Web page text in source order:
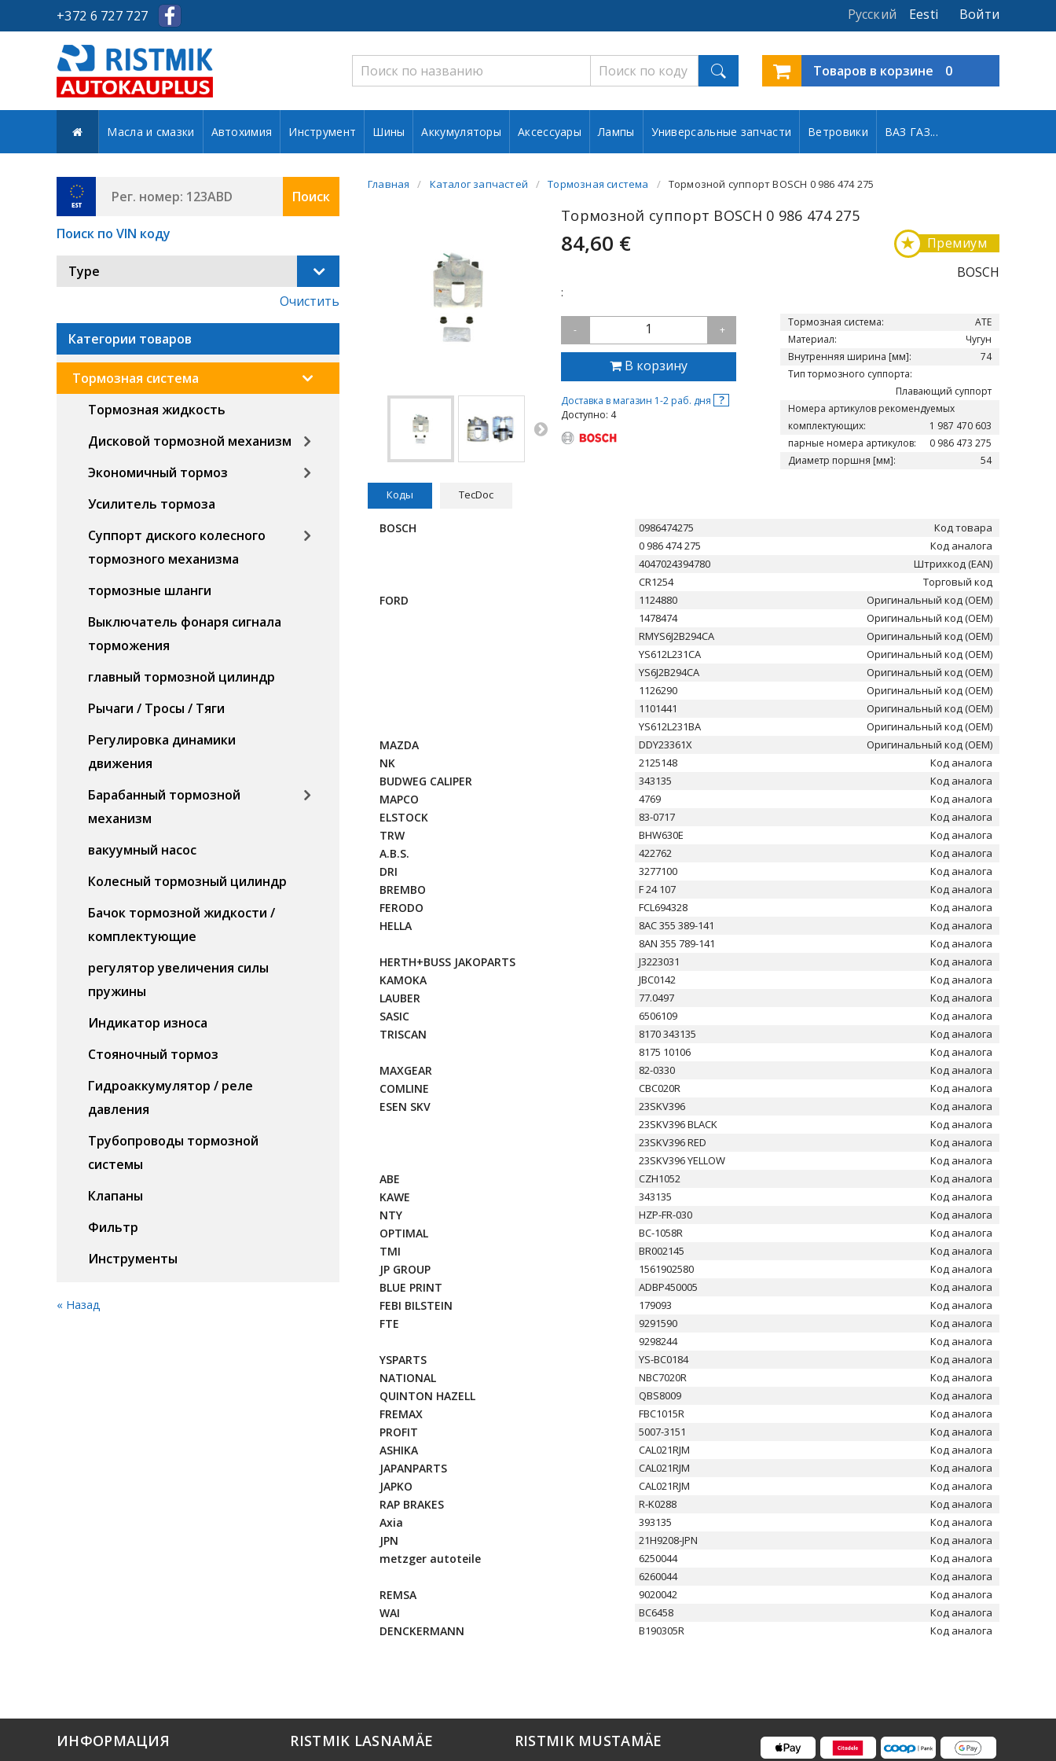
+372 6 727 727 Войти
Eesti
Русский
Товаров в корзине 0
Масла и смазки Автохимия Инструмент Шины Аккумуляторы Аксессуары Лампы Универсальные запчасти Ветровики ВАЗ ГАЗ...
Поиск
Поиск по VIN коду
Type
Очистить
Категории товаров
Тормозная система
Тормозная жидкость
Дисковой тормозной механизм
Экономичный тормоз
Усилитель тормоза
Суппорт диского колесного
тормозного механизма
тормозные шланги
Выключатель фонаря сигнала
торможения
главный тормозной цилиндр
Рычаги / Тросы / Тяги
Регулировка динамики
движения
Барабанный тормозной
механизм
вакуумный насос
Колесный тормозный цилиндр
Бачок тормозной жидкости /
комплектующие
регулятор увеличения силы
пружины
Индикатор износа
Стояночный тормоз
Гидроаккумулятор / реле
давления
Трубопроводы тормозной
системы
Клапаны
Фильтр
Инструменты
« Назад
Главная Каталог запчастей Тормозная система Тормозной суппорт BOSCH 0 986 474 275
Тормозной суппорт BOSCH 0 986 474 275
84,60 € Премиум
★
BOSCH
:
- 1 +
В корзину
Доставка в магазин 1-2 раб. дня ?
Доступно: 4
Тормозная система:
ATE
Материал:
Чугун
Внутренняя ширина [мм]:
74
Тип тормозного суппорта:
Плавающий суппорт
Номера артикулов рекомендуемых
комплектующих:
1 987 470 603
парные номера артикулов:
0 986 473 275
Диаметр поршня [мм]:
54
Коды TecDoc
BOSCH 0986474275
Код товара
0 986 474 275
Код аналога
4047024394780
Штрихкод (EAN)
CR1254
Торговый код
FORD 1124880
Оригинальный код (OEM)
1478474
Оригинальный код (OEM)
RMYS6J2B294CA
Оригинальный код (OEM)
YS612L231CA
Оригинальный код (OEM)
YS6J2B294CA
Оригинальный код (OEM)
1126290
Оригинальный код (OEM)
1101441
Оригинальный код (OEM)
YS612L231BA
Оригинальный код (OEM)
MAZDA DDY23361X Оригинальный код (OEM)
NK 2125148 Код аналога
BUDWEG CALIPER 343135 Код аналога
MAPCO 4769 Код аналога
ELSTOCK 83-0717 Код аналога
TRW BHW630E Код аналога
A.B.S. 422762 Код аналога
DRI 3277100 Код аналога
BREMBO F 24 107 Код аналога
FERODO FCL694328 Код аналога
HELLA 8AC 355 389-141
Код аналога
8AN 355 789-141
Код аналога
HERTH+BUSS JAKOPARTS J3223031 Код аналога
KAMOKA JBC0142 Код аналога
LAUBER 77.0497 Код аналога
SASIC 6506109 Код аналога
TRISCAN 8170 343135
Код аналога
8175 10106
Код аналога
MAXGEAR 82-0330 Код аналога
COMLINE CBC020R Код аналога
ESEN SKV 23SKV396
Код аналога
23SKV396 BLACK
Код аналога
23SKV396 RED
Код аналога
23SKV396 YELLOW
Код аналога
ABE CZH1052 Код аналога
KAWE 343135 Код аналога
NTY HZP-FR-030 Код аналога
OPTIMAL BC-1058R Код аналога
TMI BR002145 Код аналога
JP GROUP 1561902580 Код аналога
BLUE PRINT ADBP450005 Код аналога
FEBI BILSTEIN 179093 Код аналога
FTE 9291590
Код аналога
9298244
Код аналога
YSPARTS YS-BC0184 Код аналога
NATIONAL NBC7020R Код аналога
QUINTON HAZELL QBS8009 Код аналога
FREMAX FBC1015R Код аналога
PROFIT 5007-3151 Код аналога
ASHIKA CAL021RJM Код аналога
JAPANPARTS CAL021RJM Код аналога
JAPKO CAL021RJM Код аналога
RAP BRAKES R-K0288 Код аналога
Axia 393135 Код аналога
JPN 21H9208-JPN Код аналога
metzger autoteile 6250044
Код аналога
6260044
Код аналога
REMSA 9020042 Код аналога
WAI BC6458 Код аналога
DENCKERMANN B190305R Код аналога
ИНФОРМАЦИЯ RISTMIK LASNAMÄE RISTMIK MUSTAMÄE